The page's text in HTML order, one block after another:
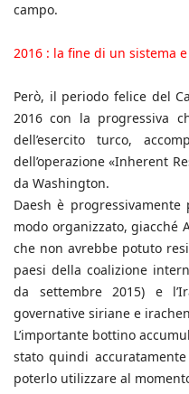
campo.
2016 : la fine di un sistema
Però, il periodo felice del
2016 con la progressiva
dell’esercito turco,
dell’operazione «Inherent
da Washington.
Daesh è
modo organizzato, giacché
che non avrebbe potuto
paesi della coalizione
da settembre 2015) e
governative siriane e
L’importante bottino
stato quindi
poterlo utilizzare al